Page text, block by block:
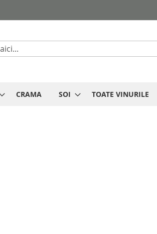
Cautare
CRAMA SOI TOATE VINURILE